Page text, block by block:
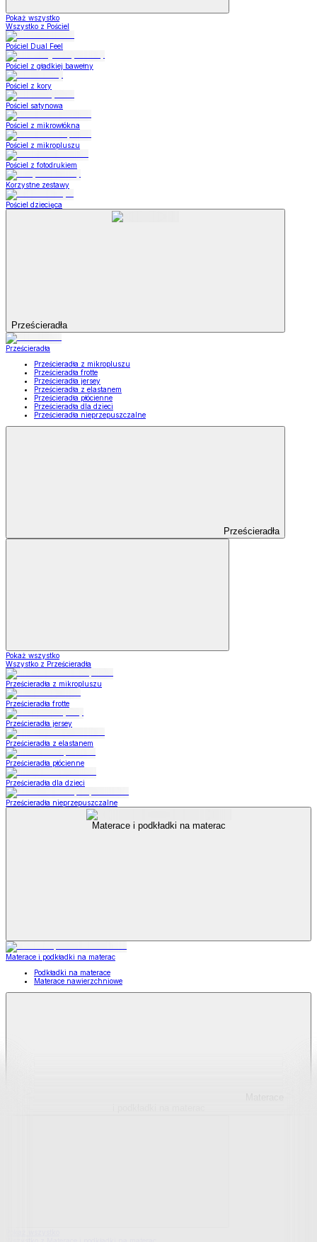
Pokaż wszystko
Wszystko z Pościel
Pościel Dual Feel
Pościel z gładkiej bawełny
Pościel z kory
Pościel satynowa
Pościel z mikrowłókna
Pościel z mikropluszu
Pościel z fotodrukiem
Korzystne zestawy
Pościel dziecięca
Prześcieradła
Prześcieradła
Prześcieradła z mikropluszu
Prześcieradła frotte
Prześcieradła jersey
Prześcieradła z elastanem
Prześcieradła płócienne
Prześcieradła dla dzieci
Prześcieradła nieprzepuszczalne
Prześcieradła
Pokaż wszystko
Wszystko z Prześcieradła
Prześcieradła z mikropluszu
Prześcieradła frotte
Prześcieradła jersey
Prześcieradła z elastanem
Prześcieradła płócienne
Prześcieradła dla dzieci
Prześcieradła nieprzepuszczalne
Materace i podkładki na materac
Materace i podkładki na materac
Podkładki na materace
Materace nawierzchniowe